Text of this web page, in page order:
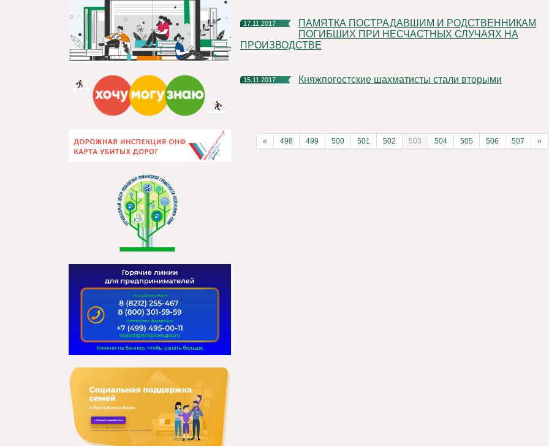
17.11.2017
ПАМЯТКА ПОСТРАДАВШИМ И РОДСТВЕННИКАМ
ПОГИБШИХ ПРИ НЕСЧАСТНЫХ СЛУЧАЯХ НА
ПРОИЗВОДСТВЕ
15.11.2017 Княжпогостские шахматисты стали вторыми
« 498 499 500 501 502 503 504 505 506 507 »